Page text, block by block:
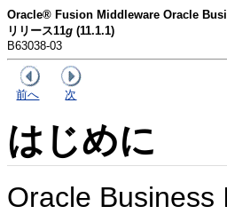
Oracle® Fusion Middleware Oracle
リリース11g (11.1.1)
B63038-03
前へ 次
はじめに
Oracle Business